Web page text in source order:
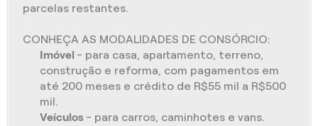
parcelas restantes.
CONHEÇA AS MODALIDADES DE CONSÓRCIO:
Imóvel - para casa, apartamento, terreno,
construção e reforma, com pagamentos em
até 200 meses e crédito de R$55 mil a R$500
mil.
Veículos - para carros, caminhotes e vans.